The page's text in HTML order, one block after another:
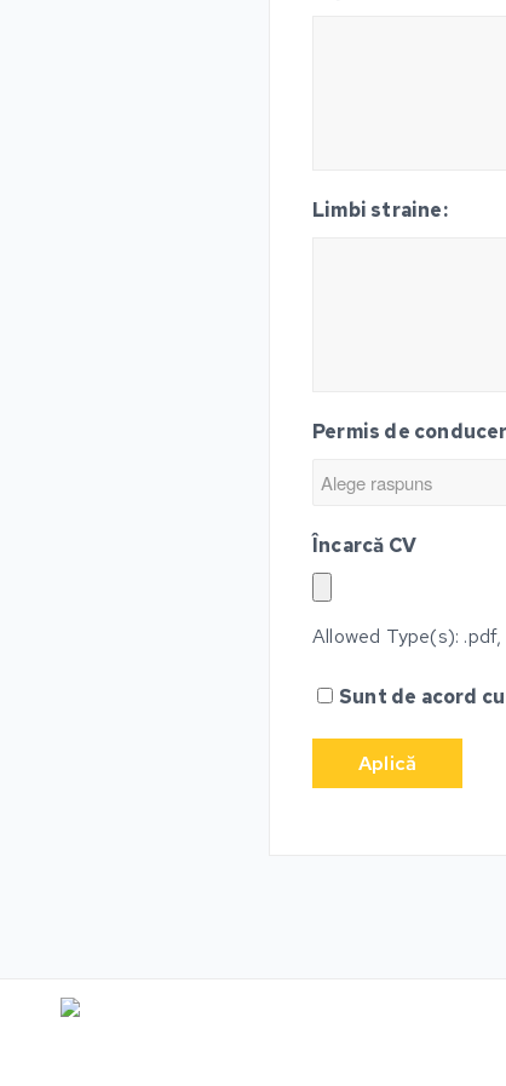
Limbi straine:
Permis de
Încarcă CV
Allowed Type(s):
Sunt de acord